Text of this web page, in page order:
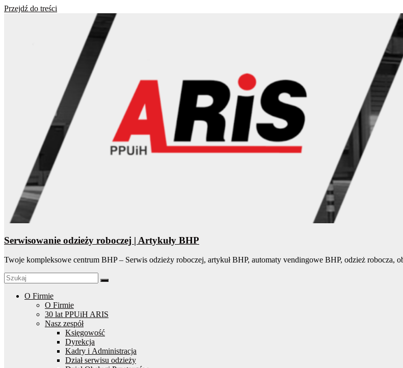
Przejdź do treści
Serwisowanie odzieży roboczej | Artykuły BHP
Twoje kompleksowe centrum BHP – Serwis odzieży roboczej, artykuł BHP, automaty vendingowe BHP, odzież robocza,
O Firmie
O Firmie
30 lat PPUiH ARIS
Nasz zespół
Księgowość
Dyrekcja
Kadry i Administracja
Dział serwisu odzieży